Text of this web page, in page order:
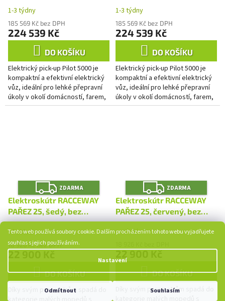
Tento web používá soubory cookie. Dalším procházením tohoto webu vyjadřujete
souhlas s jejich používáním.
Nastavení
Odmítnout Souhlasím
1-3 týdny
185 569 Kč bez DPH
224 539 Kč
DO KOŠÍKU
Elektrický pick-up Pilot 5000 je
kompaktní a efektivní elektrický
vůz, ideální pro lehké přepravní
úkoly v okolí domácností, farem,
průmyslových areálů nebo v
1-3 týdny
185 569 Kč bez DPH
224 539 Kč
DO KOŠÍKU
Elektrický pick-up Pilot 5000 je
kompaktní a efektivní elektrický
vůz, ideální pro lehké přepravní
úkoly v okolí domácností, farem,
průmyslových areálů nebo v
Z
D
A
R
M
A
ZDARMA
Elektroskútr RACCEWAY
PAŘEZ 25, šedý, bez
baterie
Skladem
18 926 Kč bez DPH
22 900 Kč
DO KOŠÍKU
Díky svým parametrům spadá do
Z
D
A
R
M
A
ZDARMA
Elektroskútr RACCEWAY
PAŘEZ 25, červený, bez
baterie
není skladem
22 900 Kč
DO KOŠÍKU
Díky svým parametrům spadá do